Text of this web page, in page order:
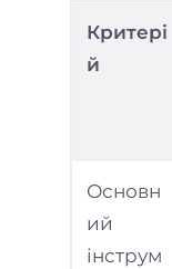
Критері
й
Основн
ий
інструм